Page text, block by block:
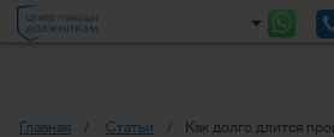
Главная Статьи
Как долго длится